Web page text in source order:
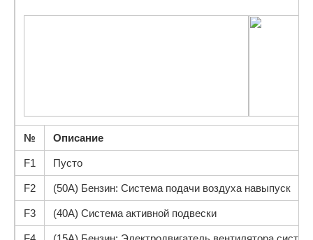
№ Описание
F1 Пусто
F2 (50A) Бензин: Система подачи воздуха навыпуск
F3 (40A) Система активной подвески